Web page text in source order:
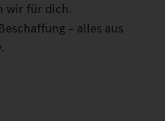
wir für dich.
– alles aus